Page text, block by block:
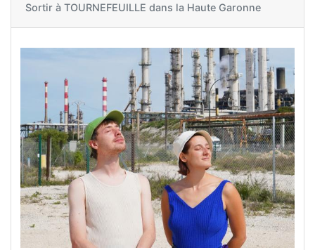
Sortir à TOURNEFEUILLE dans la Haute Garonne